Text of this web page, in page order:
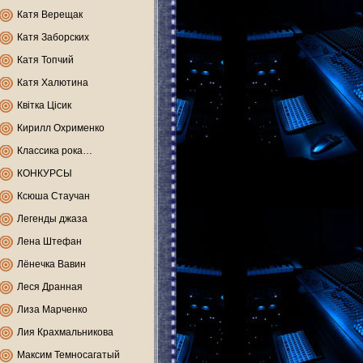
Катя Верещак
Катя Заборских
Катя Топчий
Катя Халютина
Квітка Цісик
Кирилл Охрименко
Классика рока…
КОНКУРСЫ
Ксюша Стаучан
Легенды джаза
Лена Штефан
Лёнечка Вавин
Леся Дранная
Лиза Марченко
Лия Крахмальникова
Максим Темносагатый